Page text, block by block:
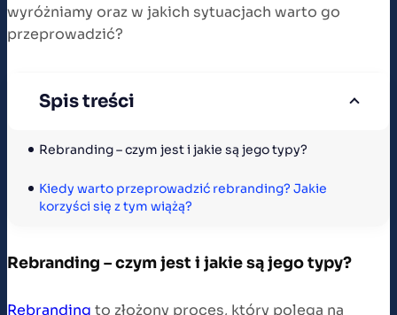
wyróżniamy oraz w jakich sytuacjach warto go
przeprowadzić?
Spis treści
Rebranding – czym jest i jakie są jego typy?
Kiedy warto przeprowadzić rebranding? Jakie
korzyści się z tym wiążą?
Rebranding – czym jest i jakie są jego typy?
Rebranding to złożony proces, który polega na